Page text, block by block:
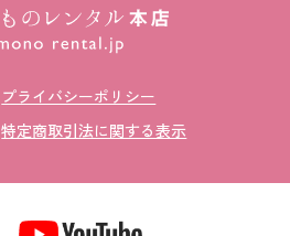
プライバシーポリシー
特定商取引法に関する表示